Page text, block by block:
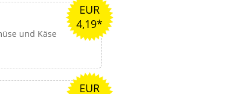
EUR
4,19*
und Käse
EUR